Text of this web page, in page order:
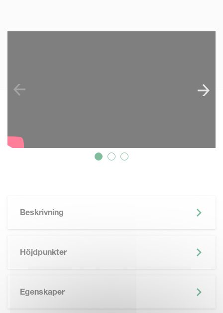
Beskrivning
Höjdpunkter
Egenskaper